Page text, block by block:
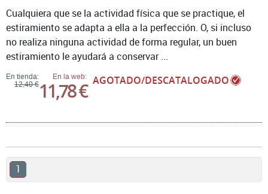
En tienda:
12,40 €
En la web:
11,78 € AGOTADO/DESCATALOGADO
Cualquiera que se la actividad física que se practique, el
estiramiento se adapta a ella a la perfección. O, si incluso
no realiza ninguna actividad de forma regular, un buen
estiramiento le ayudará a conservar ...
1